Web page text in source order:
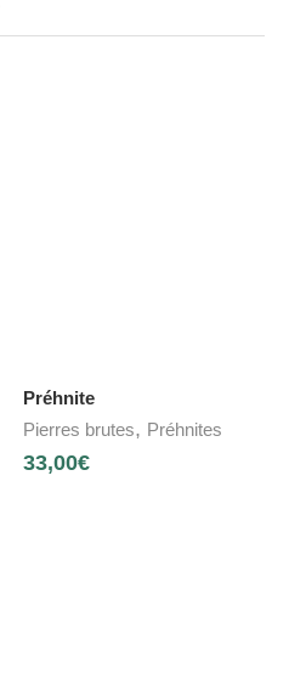
Préhnite
Pierres brutes, Préhnites
33,00€